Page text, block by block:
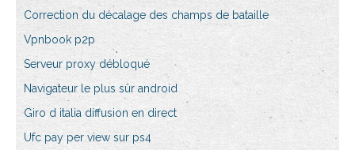
Correction du décalage des champs de bataille
Vpnbook p2p
Serveur proxy débloqué
Navigateur le plus sûr android
Giro d italia diffusion en direct
Ufc pay per view sur ps4